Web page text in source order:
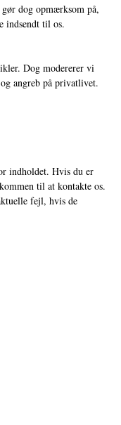
dog opmærksom på,
indsendt til os.
Dog modererer vi
angreb på privatlivet.
indholdet. Hvis du er
til at kontakte os.
fejl, hvis de